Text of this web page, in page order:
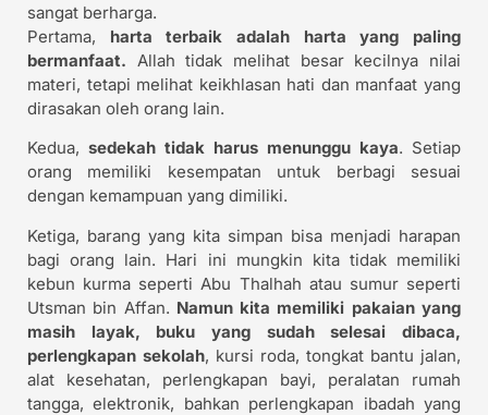
sangat berharga.
Pertama, harta terbaik adalah harta yang paling
bermanfaat. Allah tidak melihat besar kecilnya nilai
materi, tetapi melihat keikhlasan hati dan manfaat yang
dirasakan oleh orang lain.
Kedua, sedekah tidak harus menunggu kaya. Setiap
orang memiliki kesempatan untuk berbagi sesuai
dengan kemampuan yang dimiliki.
Ketiga, barang yang kita simpan bisa menjadi harapan
bagi orang lain. Hari ini mungkin kita tidak memiliki
kebun kurma seperti Abu Thalhah atau sumur seperti
Utsman bin Affan. Namun kita memiliki pakaian yang
masih layak, buku yang sudah selesai dibaca,
perlengkapan sekolah, kursi roda, tongkat bantu jalan,
alat kesehatan, perlengkapan bayi, peralatan rumah
tangga, elektronik, bahkan perlengkapan ibadah yang